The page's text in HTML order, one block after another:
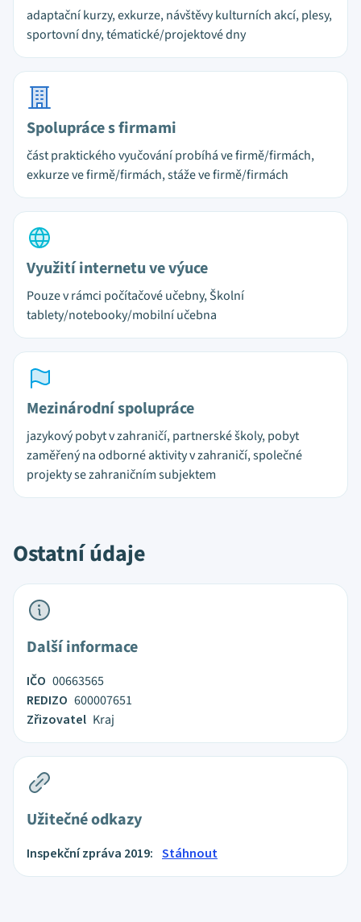
adaptační kurzy, exkurze, návštěvy kulturních akcí, plesy,
sportovní dny, tématické/projektové dny
Spolupráce s firmami
část praktického vyučování probíhá ve firmě/firmách,
exkurze ve firmě/firmách, stáže ve firmě/firmách
Využití internetu ve výuce
Pouze v rámci počítačové učebny, Školní
tablety/notebooky/mobilní učebna
Mezinárodní spolupráce
jazykový pobyt v zahraničí, partnerské školy, pobyt
zaměřený na odborné aktivity v zahraničí, společné
projekty se zahraničním subjektem
Ostatní údaje
Další informace
IČO 00663565
REDIZO 600007651
Zřizovatel Kraj
Užitečné odkazy
Inspekční zpráva 2019: Stáhnout